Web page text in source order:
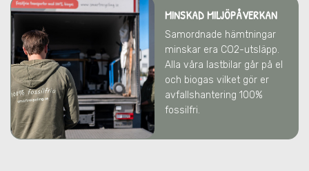
MINSKAD MILJÖPÅVERKAN
Samordnade hämtningar
minskar era CO2-utsläpp.
Alla våra lastbilar går på el
och biogas vilket gör er
avfallshantering 100%
fossilfri.